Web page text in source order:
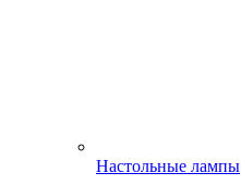
Настольные лампы